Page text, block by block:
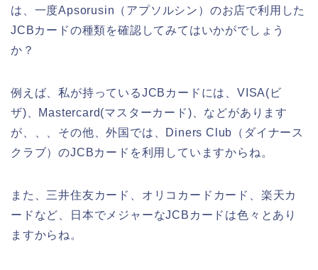
は、一度Apsorusin（アプソルシン）のお店で利用した
JCBカードの種類を確認してみてはいかがでしょう
か？
例えば、私が持っているJCBカードには、VISA(ビ
ザ)、Mastercard(マスターカード)、などがあります
が、、、その他、外国では、Diners Club（ダイナース
クラブ）のJCBカードを利用していますからね。
また、三井住友カード、オリコカードカード、楽天カ
ードなど、日本でメジャーなJCBカードは色々とあり
ますからね。